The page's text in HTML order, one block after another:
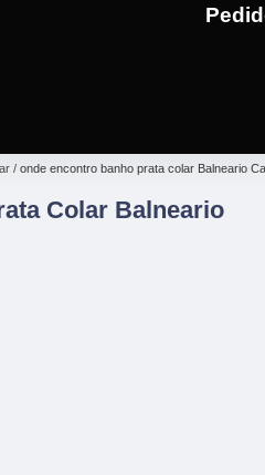
onde encontro banho prata colar Balneario
Colar Balneario